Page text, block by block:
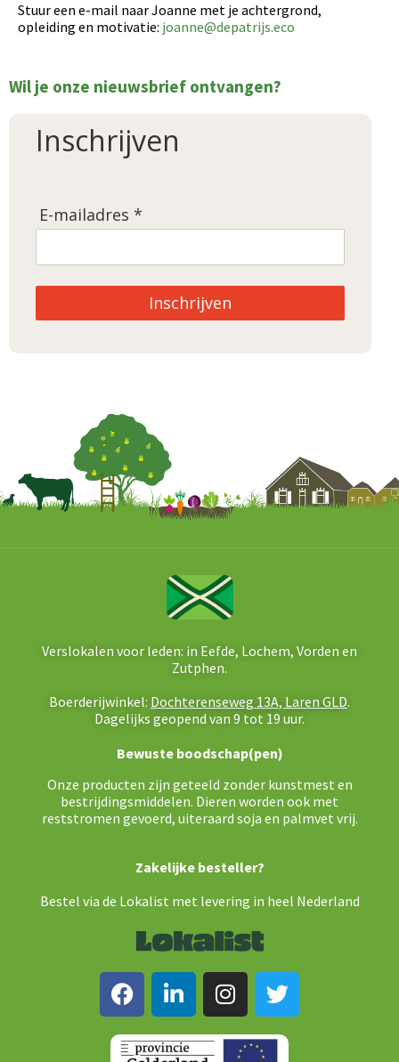
Stuur een e-mail naar Joanne met je achtergrond,
opleiding en motivatie: joanne@depatrijs.eco
Wil je onze nieuwsbrief ontvangen?
Inschrijven
E-mailadres *
Inschrijven
Verslokalen voor leden: in Eefde, Lochem, Vorden en
Zutphen.
Boerderijwinkel: Dochterenseweg 13A, Laren GLD.
Dagelijks geopend van 9 tot 19 uur.
Bewuste boodschap(pen)
Onze producten zijn geteeld zonder kunstmest en
bestrijdingsmiddelen. Dieren worden ook met
reststromen gevoerd, uiteraard soja en palmvet vrij.
Zakelijke besteller?
Bestel via de Lokalist met levering in heel Nederland